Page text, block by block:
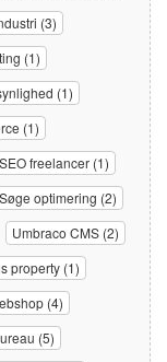
(3)
(1)
(1)
(1)
SEO freelancer (1)
Søge optimering (2)
Umbraco CMS (2)
property (1)
(4)
(5)